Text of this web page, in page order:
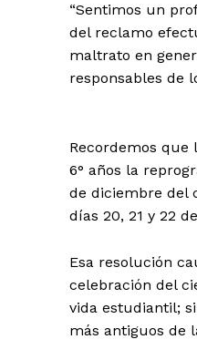
“Sentimos un
del reclamo
maltrato en
responsables de
Recordemos
6° años la
de diciembre del
días 20, 21 y 22
Esa resolución
celebración del
vida estudiantil;
más antiguos de